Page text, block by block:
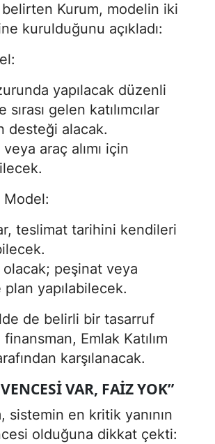
Kurum, modelin iki
kurulduğunu açıkladı:
yapılacak düzenli
gelen katılımcılar
desteği alacak.
araç alımı için
Model:
teslimat tarihini kendileri
peşinat veya
yapılabilecek.
de belirli bir tasarruf
Emlak Katılım
karşılanacak.
VAR, FAIZ YOK”
sistemin en kritik yanının
olduğuna dikkat çekti: